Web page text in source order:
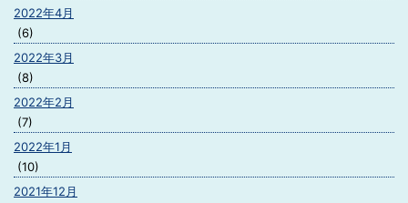
2022年4月
(6)
2022年3月
(8)
2022年2月
(7)
2022年1月
(10)
2021年12月